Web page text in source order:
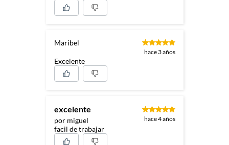
Maribel
hace 3 años
Excelente
excelente
por miguel hace 4 años
facil de trabajar